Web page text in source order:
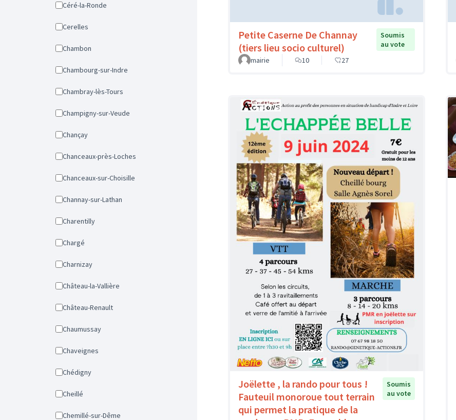
Céré-la-Ronde
Cerelles
Chambon
Chambourg-sur-Indre
Chambray-lès-Tours
Champigny-sur-Veude
Chançay
Chanceaux-près-Loches
Chanceaux-sur-Choisille
Channay-sur-Lathan
Charentilly
Chargé
Charnizay
Château-la-Vallière
Château-Renault
Chaumussay
Chaveignes
Chédigny
Cheillé
Chemillé-sur-Dême
Petite Caserne De Channay
(tiers lieu socio culturel)
Soumis
au vote
mairie
10 27
Joëlette , la rando pour tous !
Fauteuil monoroue tout terrain
qui permet la pratique de la
Soumis
au vote